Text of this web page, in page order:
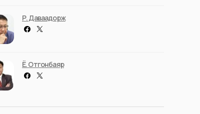
Р. Даваадорж
Ё. Отгонбаяр